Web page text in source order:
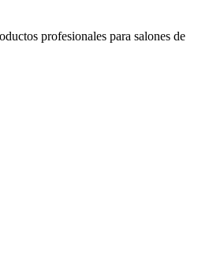
profesionales para salones de